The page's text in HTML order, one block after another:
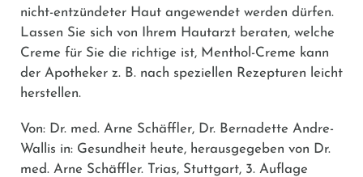
nicht-entzündeter Haut angewendet werden dürfen.
Lassen Sie sich von Ihrem Hautarzt beraten, welche
Creme für Sie die richtige ist, Menthol-Creme kann
der Apotheker z. B. nach speziellen Rezepturen leicht
herstellen.
Von: Dr. med. Arne Schäffler, Dr. Bernadette Andre-
Wallis in: Gesundheit heute, herausgegeben von Dr.
med. Arne Schäffler. Trias, Stuttgart, 3. Auflage